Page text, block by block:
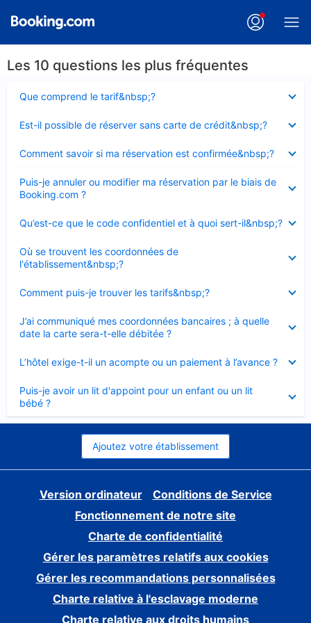
Les 10 questions les plus fréquentes
Que comprend le tarif&nbsp;?
fermé
Est-il possible de réserver sans carte de crédit&nbsp;?
fermé
Comment savoir si ma réservation est confirmée&nbsp;?
fermé
Puis-je annuler ou modifier ma réservation par le biais de
Booking.com ?
fermé
Qu’est-ce que le code confidentiel et à quoi sert-il&nbsp;?
fermé
Où se trouvent les coordonnées de
l'établissement&nbsp;?
fermé
Comment puis-je trouver les tarifs&nbsp;?
fermé
J’ai communiqué mes coordonnées bancaires ; à quelle
date la carte sera-t-elle débitée ?
fermé
L’hôtel exige-t-il un acompte ou un paiement à l’avance ?
fermé
Puis-je avoir un lit d'appoint pour un enfant ou un lit
bébé ?
fermé
Ajoutez votre établissement
Version ordinateur
Conditions de Service
Fonctionnement de notre site
Charte de confidentialité
Gérer les paramètres relatifs aux cookies
Gérer les recommandations personnalisées
Charte relative à l'esclavage moderne
Charte relative aux droits humains